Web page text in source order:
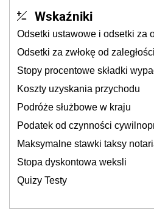
Wskaźniki
Odsetki ustawowe i odsetki za
Odsetki za zwłokę od
Stopy procentowe składki
Koszty uzyskania przychodu
Podróże służbowe w kraju
Podatek od czynności
Maksymalne stawki taksy
Stopa dyskontowa weksli
Quizy Testy